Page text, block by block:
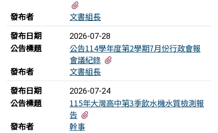
發布者
文書組長
發布日期
2026-07-28
公告標題
公告114學年度第2學期7月份行政會報
會議紀錄
發布者
文書組長
發布日期
2026-07-24
公告標題
115年大灣高中第3季飲水機水質檢測報
告
發布者
幹事